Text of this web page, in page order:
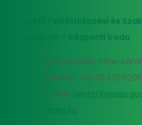
MATE Felnőttképzési és
Központ - Központi iroda
2100 Gödöllő, Páter
Telefon: +36 30 272 0206
E-mail: